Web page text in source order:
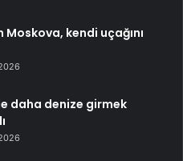
Moskova, kendi uçağını
daha denize girmek